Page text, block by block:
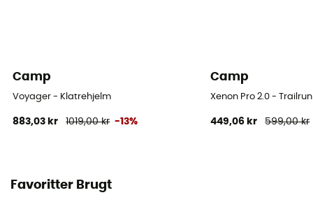
Camp
Voyager - Klatrehjelm
883,03 kr 1019,00 kr -13%
Camp
Xenon Pro 2.0 -
449,06 kr 599,00 kr
Favoritter Brugt